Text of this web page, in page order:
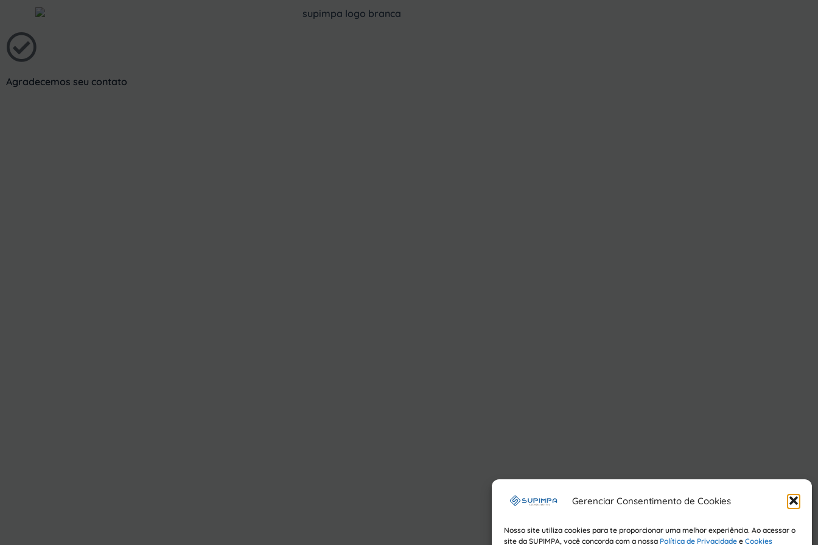
Gerenciar Consentimento de Cookies
Nosso site utiliza cookies para te proporcionar uma melhor experiência. Ao acessar o
site da SUPIMPA, você concorda com a nossa Política de Privacidade e Cookies
Agradecemos seu contato